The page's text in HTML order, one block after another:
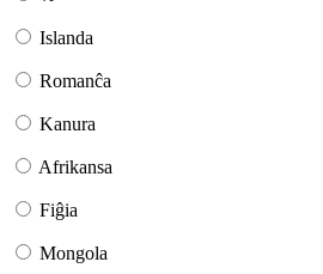
Islanda
Romanĉa
Kanura
Afrikansa
Fiĝia
Mongola